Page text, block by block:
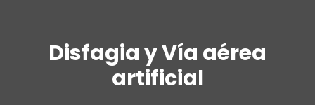
Disfagia y Vía aérea
artificial